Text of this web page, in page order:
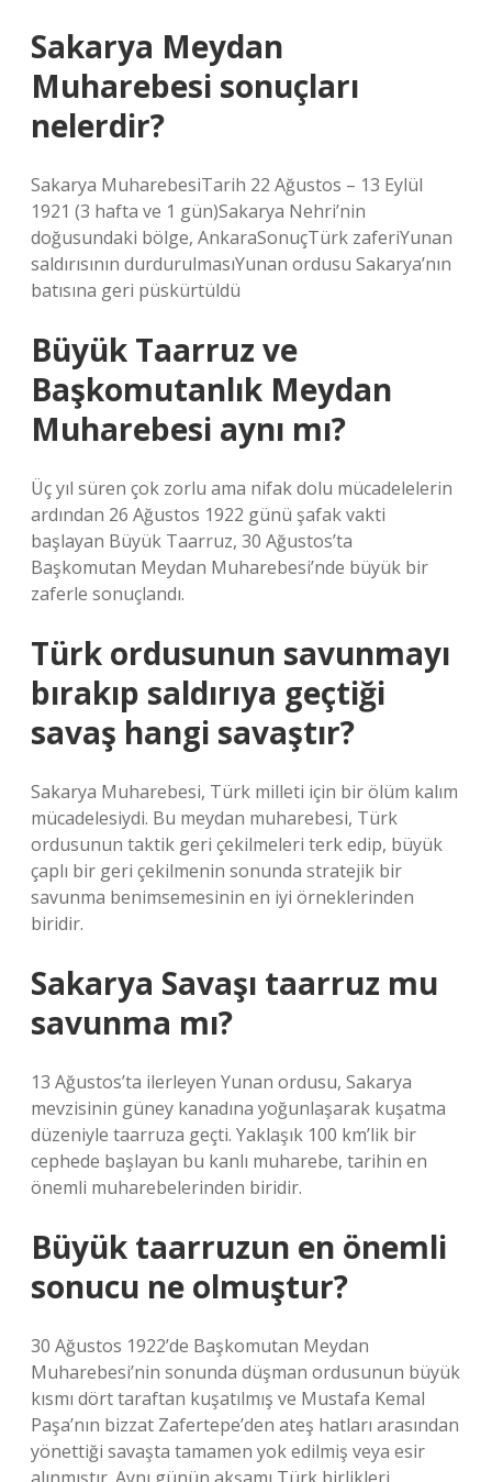
Sakarya Meydan
Muharebesi sonuçları
nelerdir?
Sakarya MuharebesiTarih 22 Ağustos – 13 Eylül
1921 (3 hafta ve 1 gün)Sakarya Nehri’nin
doğusundaki bölge, AnkaraSonuçTürk zaferiYunan
saldırısının durdurulmasıYunan ordusu Sakarya’nın
batısına geri püskürtüldü
Büyük Taarruz ve
Başkomutanlık Meydan
Muharebesi aynı mı?
Üç yıl süren çok zorlu ama nifak dolu mücadelelerin
ardından 26 Ağustos 1922 günü şafak vakti
başlayan Büyük Taarruz, 30 Ağustos’ta
Başkomutan Meydan Muharebesi’nde büyük bir
zaferle sonuçlandı.
Türk ordusunun savunmayı
bırakıp saldırıya geçtiği
savaş hangi savaştır?
Sakarya Muharebesi, Türk milleti için bir ölüm kalım
mücadelesiydi. Bu meydan muharebesi, Türk
ordusunun taktik geri çekilmeleri terk edip, büyük
çaplı bir geri çekilmenin sonunda stratejik bir
savunma benimsemesinin en iyi örneklerinden
biridir.
Sakarya Savaşı taarruz mu
savunma mı?
13 Ağustos’ta ilerleyen Yunan ordusu, Sakarya
mevzisinin güney kanadına yoğunlaşarak kuşatma
düzeniyle taarruza geçti. Yaklaşık 100 km’lik bir
cephede başlayan bu kanlı muharebe, tarihin en
önemli muharebelerinden biridir.
Büyük taarruzun en önemli
sonucu ne olmuştur?
30 Ağustos 1922’de Başkomutan Meydan
Muharebesi’nin sonunda düşman ordusunun büyük
kısmı dört taraftan kuşatılmış ve Mustafa Kemal
Paşa’nın bizzat Zafertepe’den ateş hatları arasından
yönettiği savaşta tamamen yok edilmiş veya esir